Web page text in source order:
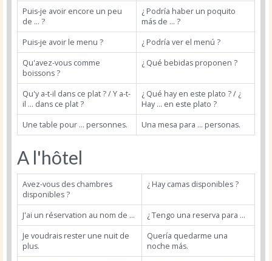
Puis-je avoir encore un peu
de ... ?
¿ Podría haber un poquito
más de ... ?
Puis-je avoir le menu ?
¿ Podría ver el menú ?
Qu'avez-vous comme
boissons ?
¿ Qué bebidas proponen ?
Qu'y a-t-il dans ce plat ? / Y a-t-
il ... dans ce plat ?
¿ Qué hay en este plato ? / ¿
Hay ... en este plato ?
Une table pour ... personnes.
Una mesa para ... personas.
A l'hôtel
Avez-vous des chambres
disponibles ?
¿ Hay camas disponibles ?
J'ai un réservation au nom de ...
¿ Tengo una reserva para ...
Je voudrais rester une nuit de
plus.
Quería quedarme una
noche más.